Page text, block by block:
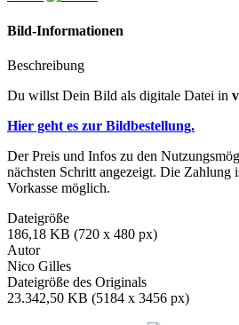
Bild-Informationen
Beschreibung
Du willst Dein Bild als digitale Datei in
Hier geht es zur Bildbestellung.
Der Preis und Infos zu den
nächsten Schritt angezeigt. Die Zahlung
Vorkasse möglich.
Dateigröße
186,18 KB (720 x 480 px)
Autor
Nico Gilles
Dateigröße des Originals
23.342,50 KB (5184 x 3456 px)